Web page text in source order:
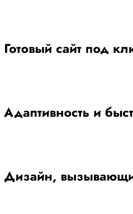
Готовый сайт под
Адаптивность и
Дизайн,